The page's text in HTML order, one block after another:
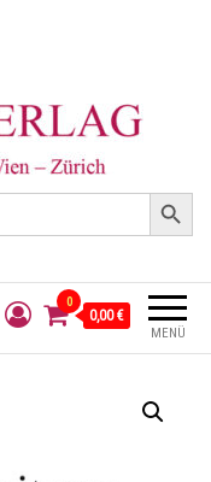
Search Button
MENÜ
0
0,00 €